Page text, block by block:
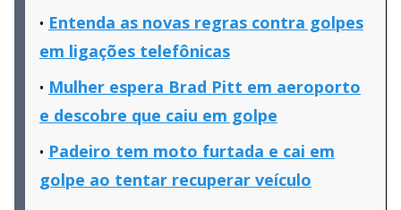
Entenda as novas regras contra golpes
em ligações telefônicas
Mulher espera Brad Pitt em aeroporto
e descobre que caiu em golpe
Padeiro tem moto furtada e cai em
golpe ao tentar recuperar veículo